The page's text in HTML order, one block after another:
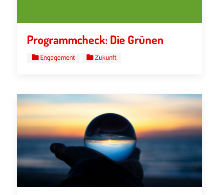
Programmcheck: Die Grünen
Engagement Zukunft